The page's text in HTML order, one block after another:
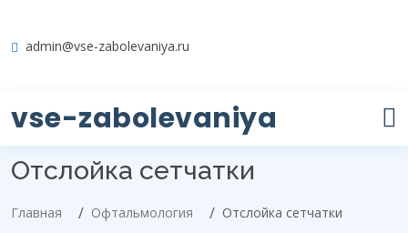
admin@vse-zabolevaniya.ru
vse-zabolevaniya
Отслойка сетчатки
Главная Офтальмология Отслойка сетчатки